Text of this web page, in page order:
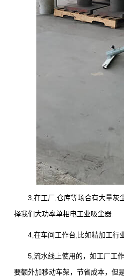
3,在工厂,仓库等场合有大量灰尘
择我们大功率单相电工业吸尘器.
4,在车间工作台,比如精加工行业
5,流水线上使用的，如工厂工作
要额外加移动车架，节省成本，但
工业吸尘器
工业吸尘器